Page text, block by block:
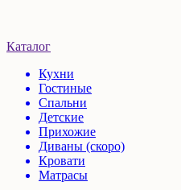
Каталог
Кухни
Гостиные
Спальни
Детские
Прихожие
Диваны (скоро)
Кровати
Матрасы